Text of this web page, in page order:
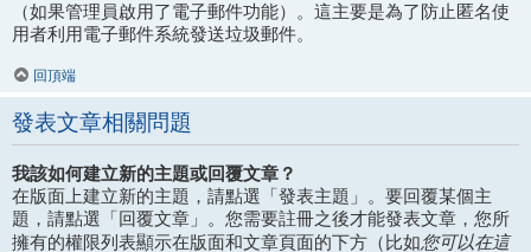
（如果管理員啟用了電子郵件功能）。這主要是為了防止匿名使
用者利用電子郵件系統發送垃圾郵件。
回頂端
發表文章相關問題
我該如何建立新的主題或回覆文章？
在版面上建立新的主題，請點選「發表主題」。要回覆某個主
題，請點選「回覆文章」。您需要註冊之後才能發表文章，您所
擁有的權限列表顯示在版面和文章頁面的下方（比如您可以在這